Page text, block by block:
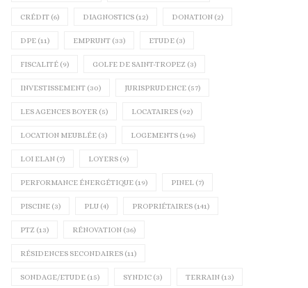
LE DPE COLLECTIF VA BIENTÔT
ÊTRE OBLIGATOIRE À...
FOCUS SUR LE MARCHÉ
CRÉDIT (6) DIAGNOSTICS (12) DONATION (2)
DPE (11) EMPRUNT (33) ETUDE (3)
FISCALITÉ (9) GOLFE DE SAINT-TROPEZ (3)
INVESTISSEMENT (30) JURISPRUDENCE (57)
LES AGENCES BOYER (5) LOCATAIRES (92)
LOCATION MEUBLÉE (3) LOGEMENTS (196)
LOI ELAN (7) LOYERS (9)
PERFORMANCE ÉNERGÉTIQUE (19) PINEL (7)
PISCINE (3) PLU (4) PROPRIÉTAIRES (141)
PTZ (13) RÉNOVATION (36)
RÉSIDENCES SECONDAIRES (11)
SONDAGE/ETUDE (15) SYNDIC (3) TERRAIN (13)